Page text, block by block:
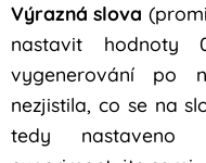
Výrazná slova
nastavit
vygenerování po
nezjistila, co se na
tedy